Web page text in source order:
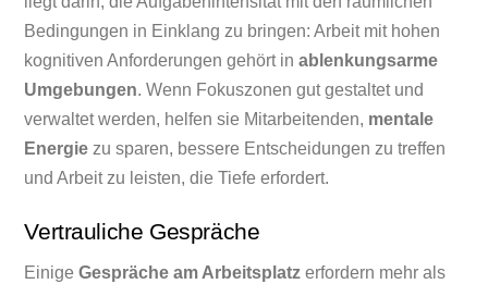
Bedingungen in Einklang zu bringen: Arbeit mit hohen
kognitiven Anforderungen gehört inablenkungsarme
Umgebungen. Wenn Fokuszonen gut gestaltet und
verwaltet werden, helfen sie Mitarbeitenden, mentale
Energie zu sparen, bessere Entscheidungen zu treffen
und Arbeit zu leisten, die Tiefe erfordert.
Vertrauliche Gespräche
EinigeGespräche am Arbeitsplatz erfordern mehr als